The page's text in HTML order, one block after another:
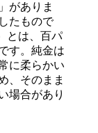
がありま
たもので
とは、百パ
す。純金は
に柔らかい
、そのまま
場合があり